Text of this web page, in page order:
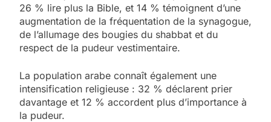
26 % lire plus la Bible, et 14 % témoignent d’une
augmentation de la fréquentation de la synagogue,
de l’allumage des bougies du shabbat et du
respect de la pudeur vestimentaire.
La population arabe connaît également une
intensification religieuse : 32 % déclarent prier
davantage et 12 % accordent plus d’importance à
la pudeur.